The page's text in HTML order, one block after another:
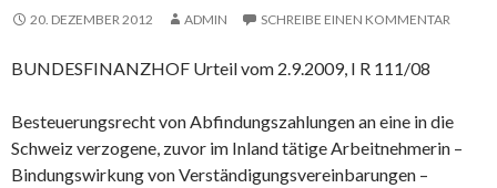
20. DEZEMBER 2012 ADMIN SCHREIBE EINEN KOMMENTAR
BUNDESFINANZHOF Urteil vom 2.9.2009, I R 111/08
Besteuerungsrecht von Abfindungszahlungen an eine in die
Schweiz verzogene, zuvor im Inland tätige Arbeitnehmerin –
Bindungswirkung von Verständigungsvereinbarungen –